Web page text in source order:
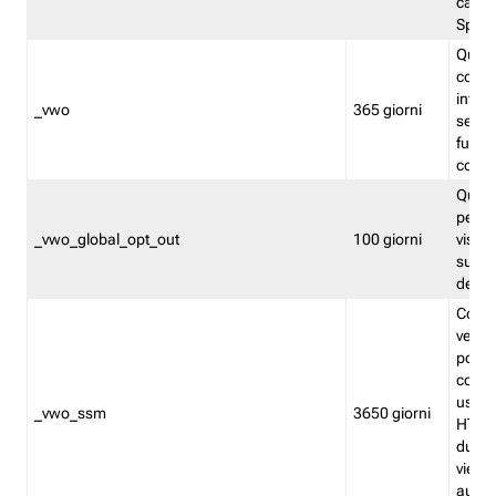
Split
_vwo 365 giorni
_vwo_global_opt_out 100 giorni
su
_vwo_ssm 3650 giorni
viene